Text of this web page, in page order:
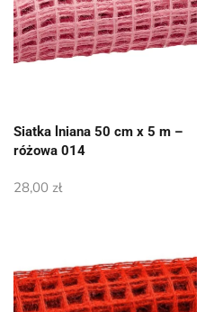
Siatka lniana 50 cm x 5 m –
różowa 014
28,00 zł